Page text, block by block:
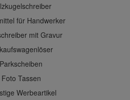
für Handwerker
mit Gravur
Parkscheiben
Foto Tassen
Werbeartikel